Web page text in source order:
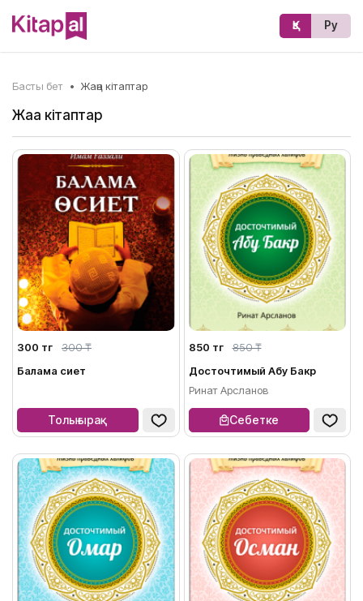
Қз Ру
Басты бет • Жаңа кітаптар
Жаңа кітаптар
300 тг
300 ₸
Балама өсиет
Толығырақ
850 тг
850 ₸
Досточтимый Абу Бакр
Ринат Арсланов
Себетке